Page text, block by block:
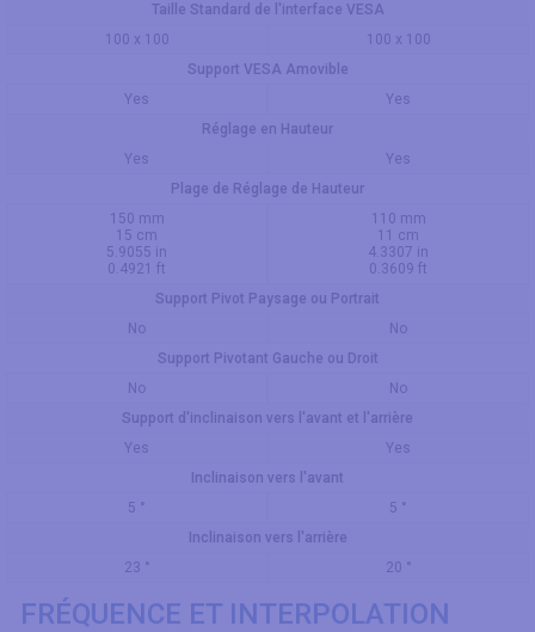
Taille Standard de l'interface VESA
100 x 100
100 x 100
Support VESA Amovible
Yes
Yes
Réglage en Hauteur
Yes
Yes
Plage de Réglage de Hauteur
150 mm
15 cm
5.9055 in
0.4921 ft
110 mm
11 cm
4.3307 in
0.3609 ft
Support Pivot Paysage ou Portrait
No
No
Support Pivotant Gauche ou Droit
No
No
Support d'inclinaison vers l'avant et l'arrière
Yes
Yes
Inclinaison vers l'avant
5 °
5 °
Inclinaison vers l'arrière
23 °
20 °
FRÉQUENCE ET INTERPOLATION